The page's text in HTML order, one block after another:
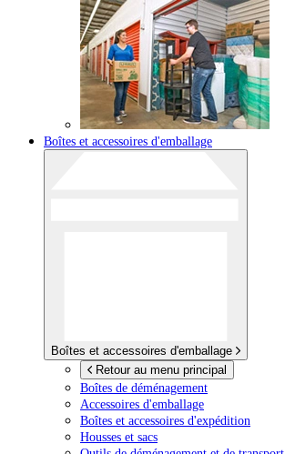
Boîtes et accessoires d'emballage
Boîtes et accessoires d'emballage
Retour au menu principal
Boîtes de déménagement
Accessoires d'emballage
Boîtes et accessoires d'expédition
Housses et sacs